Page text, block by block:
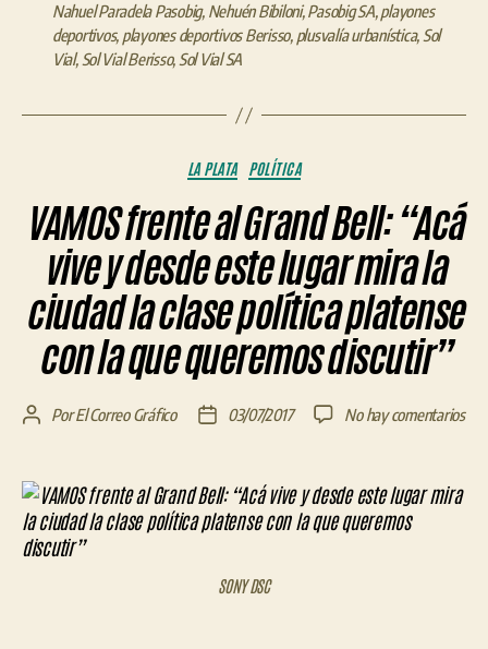
Nahuel Paradela Pasobig, Nehuén Bibiloni,Pasobig SA,playones
deportivos, playones deportivos Berisso, plusvalía urbanística, Sol
Vial, Sol Vial Berisso, Sol Vial SA
Categorías
LA PLATA POLÍTICA
VAMOS frente al Grand Bell: “Acá
vive y desde este lugar mira la
ciudad la clase política platense
con la que queremos discutir”
Autor
entrada
PorEl Correo Gráfico
Fecha
entrada
03/07/2017 No hay comentariosen
al
SONY DSC